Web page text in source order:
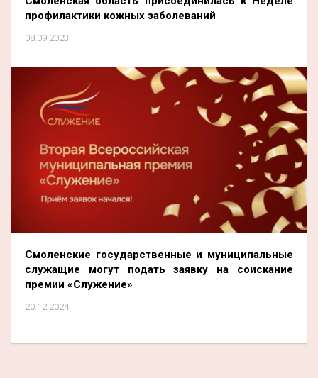
профилактики кожных заболеваний
08.09.2023
Смоленские государственные и муниципальные
служащие могут подать заявку на соискание
премии «Служение»
20.12.2024